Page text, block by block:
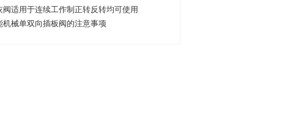
阀适用于连续工作制正转反转均可使用
机械单双向插板阀的注意事项